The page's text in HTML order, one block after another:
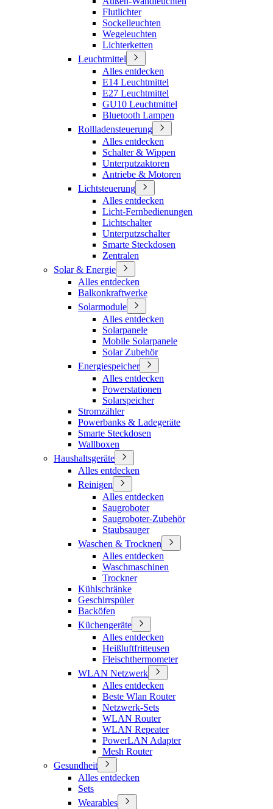
Flutlichter
Sockelleuchten
Wegeleuchten
Lichterketten
Leuchtmittel
Alles entdecken
E14 Leuchtmittel
E27 Leuchtmittel
GU10 Leuchtmittel
Bluetooth Lampen
Rollladensteuerung
Alles entdecken
Schalter & Wippen
Unterputzaktoren
Antriebe & Motoren
Lichtsteuerung
Alles entdecken
Licht-Fernbedienungen
Lichtschalter
Unterputzschalter
Smarte Steckdosen
Zentralen
Solar & Energie
Alles entdecken
Balkonkraftwerke
Solarmodule
Alles entdecken
Solarpanele
Mobile Solarpanele
Solar Zubehör
Energiespeicher
Alles entdecken
Powerstationen
Solarspeicher
Stromzähler
Powerbanks & Ladegeräte
Smarte Steckdosen
Wallboxen
Haushaltsgeräte
Alles entdecken
Reinigen
Alles entdecken
Saugroboter
Saugroboter-Zubehör
Staubsauger
Waschen & Trocknen
Alles entdecken
Waschmaschinen
Trockner
Kühlschränke
Geschirrspüler
Backöfen
Küchengeräte
Alles entdecken
Heißluftfritteusen
Fleischthermometer
WLAN Netzwerk
Alles entdecken
Beste Wlan Router
Netzwerk-Sets
WLAN Router
WLAN Repeater
PowerLAN Adapter
Mesh Router
Gesundheit
Alles entdecken
Sets
Wearables